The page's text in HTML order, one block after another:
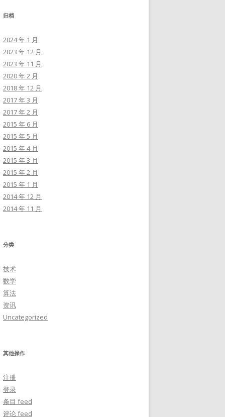
归档
2024 年 1 月
2023 年 12 月
2023 年 11 月
2020 年 2 月
2018 年 12 月
2017 年 3 月
2017 年 2 月
2015 年 6 月
2015 年 5 月
2015 年 4 月
2015 年 3 月
2015 年 2 月
2015 年 1 月
2014 年 12 月
2014 年 11 月
分类
技术
数学
算法
资讯
Uncategorized
其他操作
注册
登录
条目 feed
评论 feed